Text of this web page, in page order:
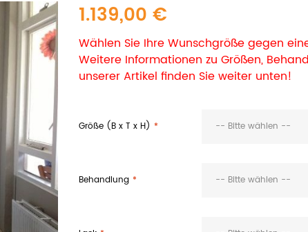
1.139,00 €
Wählen Sie Ihre Wunschgröße gegen
Weitere Informationen zu Größen,
unserer Artikel finden Sie weiter unten!
Größe (B x T x H) -- Bitte wählen --
Behandlung -- Bitte wählen --